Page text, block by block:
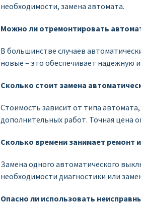
необходимости, замена автомата.
Можно ли отремонтировать
В большинстве случаев
новые – это обеспечивает надежную
Сколько стоит замена
Стоимость зависит от типа
дополнительных работ. Точная цена
Сколько времени занимает ремонт
Замена одного автоматического
необходимости диагностики или
Опасно ли использовать